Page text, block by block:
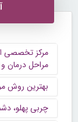
مرکز تخصصی
مراحل درمان
بهترین روش
چربی پهلو،